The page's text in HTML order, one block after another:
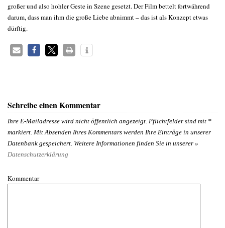
großer und also hohler Geste in Szene gesetzt. Der Film bettelt fortwährend
darum, dass man ihm die große Liebe abnimmt – das ist als Konzept etwas
dürftig.
Schreibe einen Kommentar
Ihre E-Mailadresse wird nicht öffentlich angezeigt. Pflichtfelder sind mit *
markiert. Mit Absenden Ihres Kommentars werden Ihre Einträge in unserer
Datenbank gespeichert. Weitere Informationen finden Sie in unserer »
Datenschutzerklärung
Kommentar